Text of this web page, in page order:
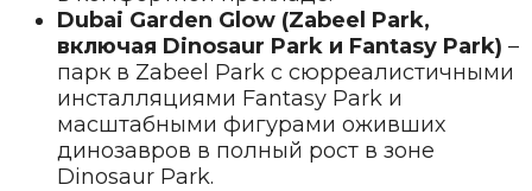
Dubai Garden Glow (Zabeel Park,
включая Dinosaur Park и Fantasy Park) –
парк в Zabeel Park с сюрреалистичными
инсталляциями Fantasy Park и
масштабными фигурами оживших
динозавров в полный рост в зоне
Dinosaur Park.